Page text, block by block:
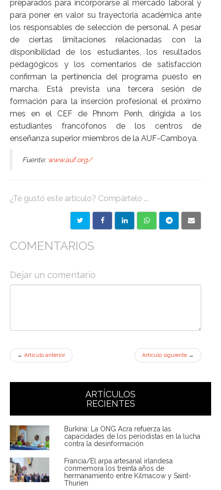
preparados para incorporarse al mercado laboral y
para poner en valor su trayectoria académica ante
los responsables de selección de personal. A pesar
de ciertas limitaciones relacionadas con la
disponibilidad de los estudiantes, los resultados
pedagógicos y los comentarios de satisfacción
confirman la pertinencia del programa puesto en
marcha. Está prevista una tercera sesión de
formación para la inserción profesional el próximo
mes en el CEF de Phnom Penh, dirigida a los
estudiantes francófonos de los centros de
enseñanza superior miembros de la AUF-Camboya.
Fuente: www.auf.org/
¿Te gustó este artículo? Compártelo ...
COMENTARIOS
Dejar un comentario
← Artículo anterior Artículo siguiente →
ARTÍCULOS
RECIENTES
Burkina: La ONG Acra refuerza las
capacidades de los periodistas en la lucha
contra la desinformación
Francia/El arpa artesanal irlandesa
conmemora los treinta años de
hermanamiento entre Kilmacow y Saint-
Thurien